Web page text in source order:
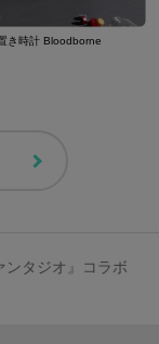
き時計 Bloodborne
ンタジオ』コラボ